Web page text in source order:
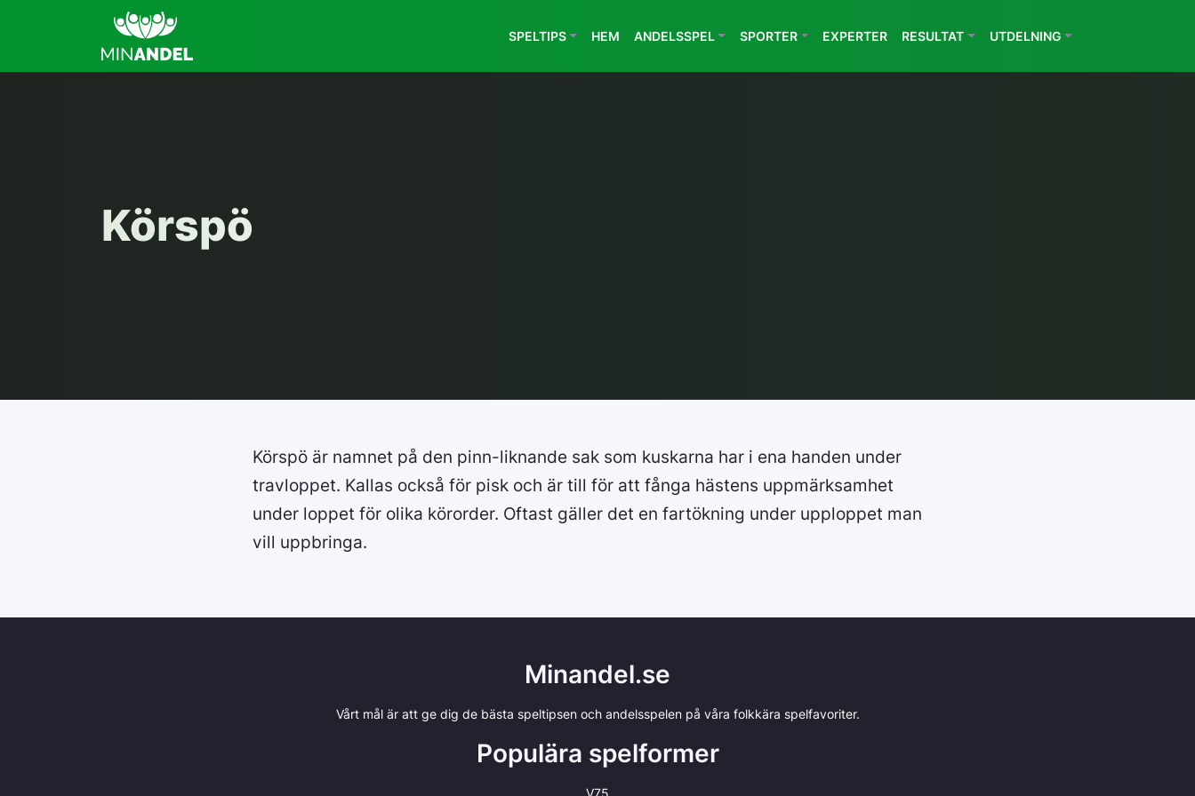
SPELTIPS HEM ANDELSSPEL SPORTER EXPERTER RESULTAT UTDELNING
Körspö
Körspö är namnet på den pinn-liknande sak som kuskarna har i ena handen under
travloppet. Kallas också för pisk och är till för att fånga hästens uppmärksamhet
under loppet för olika körorder. Oftast gäller det en fartökning under upploppet man
vill uppbringa.
Minandel.se
Vårt mål är att ge dig de bästa speltipsen och andelsspelen på våra folkkära spelfavoriter.
Populära spelformer
V75